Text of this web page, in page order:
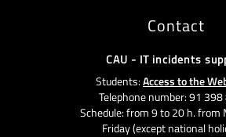
Contact
CAU - IT incidents
Students:Access to the
Telephone number: 91 398
Schedule: from 9 to 20 h. from
Friday (except national